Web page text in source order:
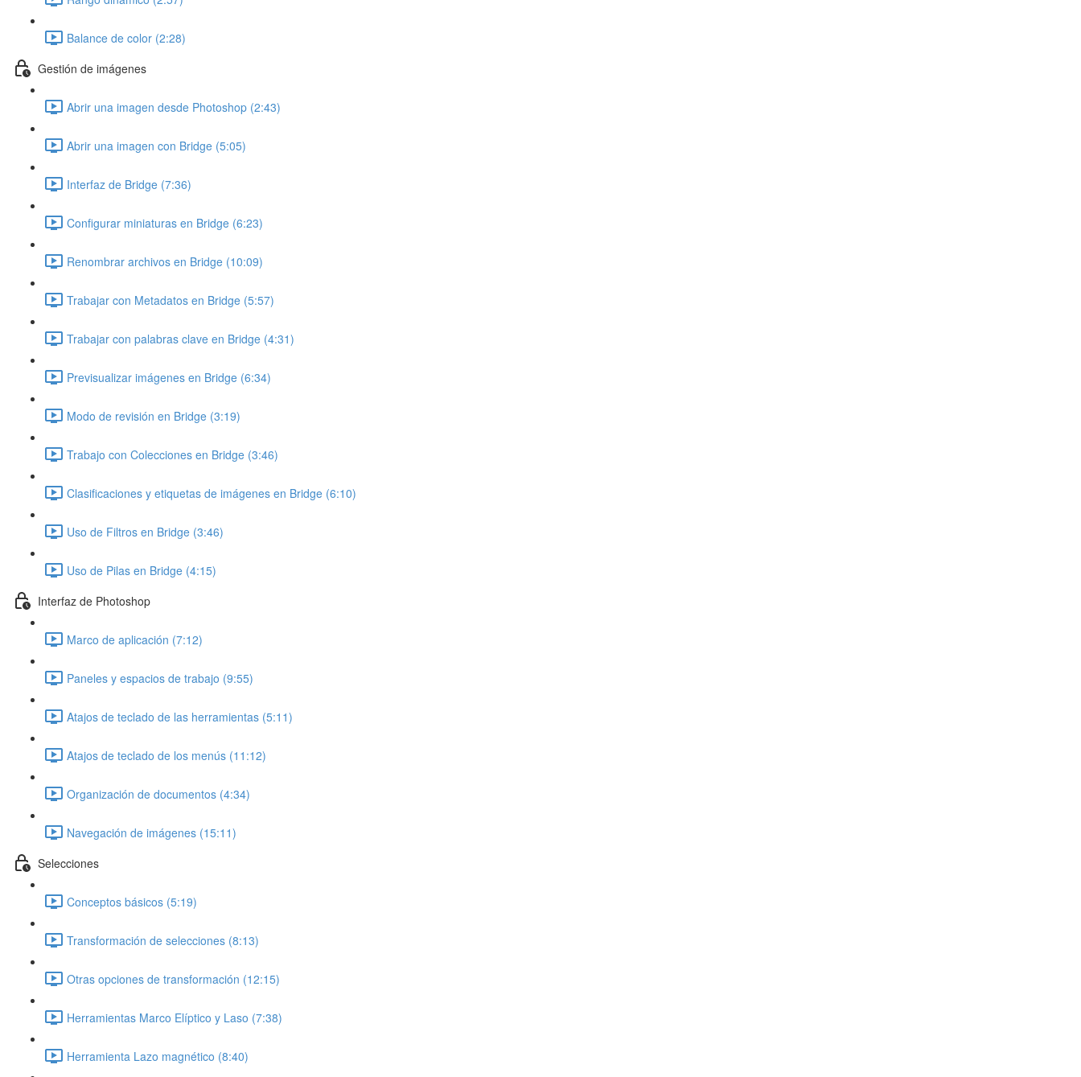
Balance de color (2:28)
Gestión de imágenes
Abrir una imagen desde Photoshop (2:43)
Abrir una imagen con Bridge (5:05)
Interfaz de Bridge (7:36)
Configurar miniaturas en Bridge (6:23)
Renombrar archivos en Bridge (10:09)
Trabajar con Metadatos en Bridge (5:57)
Trabajar con palabras clave en Bridge (4:31)
Previsualizar imágenes en Bridge (6:34)
Modo de revisión en Bridge (3:19)
Trabajo con Colecciones en Bridge (3:46)
Clasificaciones y etiquetas de imágenes en Bridge (6:10)
Uso de Filtros en Bridge (3:46)
Uso de Pilas en Bridge (4:15)
Interfaz de Photoshop
Marco de aplicación (7:12)
Paneles y espacios de trabajo (9:55)
Atajos de teclado de las herramientas (5:11)
Atajos de teclado de los menús (11:12)
Organización de documentos (4:34)
Navegación de imágenes (15:11)
Selecciones
Conceptos básicos (5:19)
Transformación de selecciones (8:13)
Otras opciones de transformación (12:15)
Herramientas Marco Elíptico y Laso (7:38)
Herramienta Lazo magnético (8:40)